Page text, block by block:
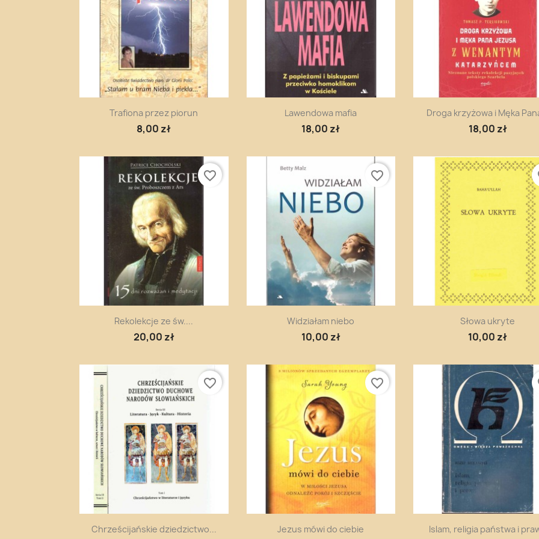
Szybki podgląd
Trafiona przez piorun
8,00 zł
Szybki podgląd
Lawendowa mafia
18,00 zł
Szybki podgląd
Droga krzyżowa i Męka
18,00 zł
Szybki podgląd
Rekolekcje ze św....
20,00 zł
favorite_border
Szybki podgląd
Widziałam niebo
10,00 zł
favorite_border
Szybki podgląd
Słowa ukryte
10,00 zł
Szybki podgląd
Chrześcijańskie dziedzictwo...
favorite_border
Szybki podgląd
Jezus mówi do ciebie
favorite_border
Szybki podgląd
Islam, religia państwa i